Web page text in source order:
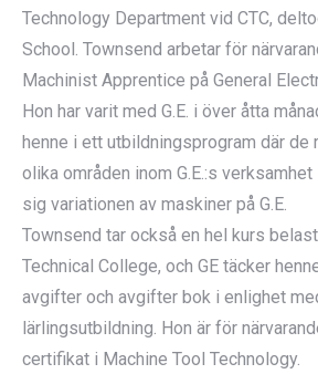
Technology Department vid CTC,
School. Townsend arbetar för
Machinist Apprentice på General
Hon har varit med G.E. i över åtta
henne i ett utbildningsprogram där de
olika områden inom G.E.:s
sig variationen av maskiner på G.E.
Townsend tar också en hel kurs
Technical College, och GE täcker
avgifter och avgifter bok i enlighet
lärlingsutbildning. Hon är för
certifikat i Machine Tool Technology.